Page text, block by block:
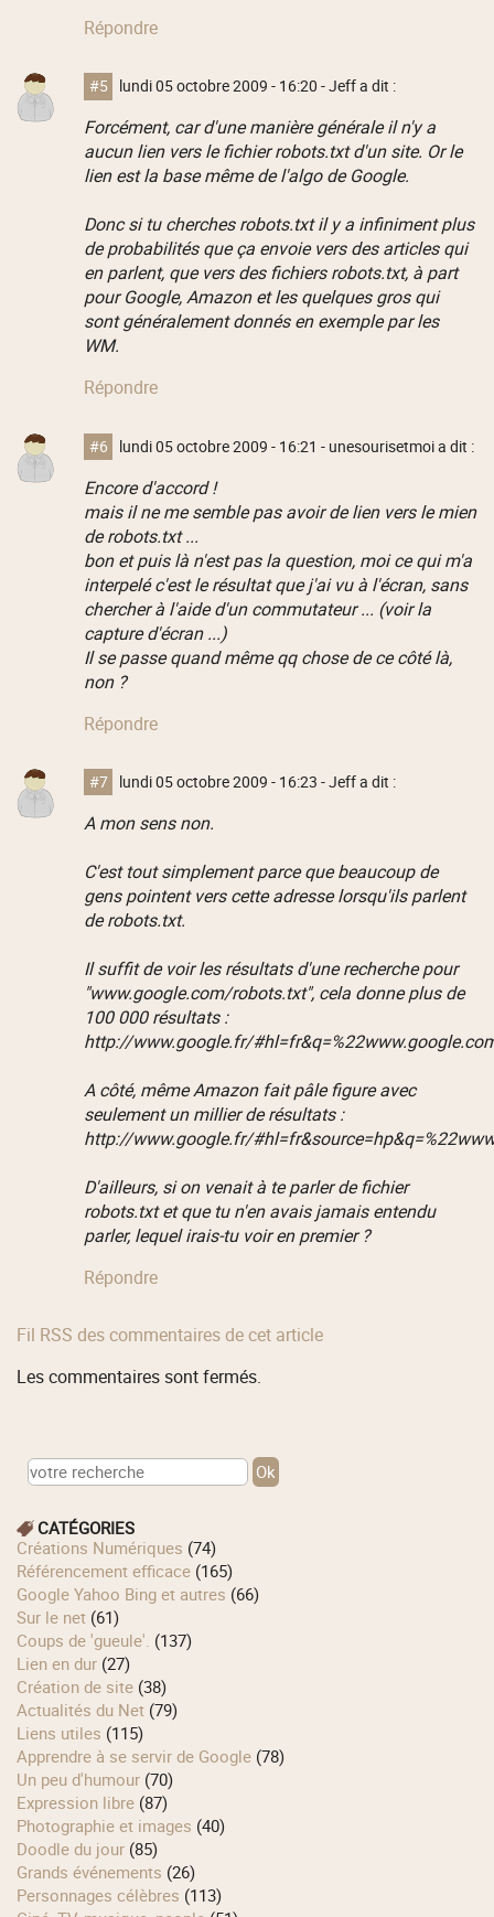
Répondre
#5 lundi 05 octobre 2009 - 16:20 - Jeff a dit :
Forcément, car d'une manière générale il n'y a
aucun lien vers le fichier robots.txt d'un site. Or le
lien est la base même de l'algo de Google.
Donc si tu cherches robots.txt il y a infiniment plus
de probabilités que ça envoie vers des articles qui
en parlent, que vers des fichiers robots.txt, à part
pour Google, Amazon et les quelques gros qui
sont généralement donnés en exemple par les
WM.
Répondre
#6 lundi 05 octobre 2009 - 16:21 - unesourisetmoi a dit :
Encore d'accord !
mais il ne me semble pas avoir de lien vers le mien
de robots.txt ...
bon et puis là n'est pas la question, moi ce qui m'a
interpelé c'est le résultat que j'ai vu à l'écran, sans
chercher à l'aide d'un commutateur ... (voir la
capture d'écran ...)
Il se passe quand même qq chose de ce côté là,
non ?
Répondre
#7 lundi 05 octobre 2009 - 16:23 - Jeff a dit :
A mon sens non.
C'est tout simplement parce que beaucoup de
gens pointent vers cette adresse lorsqu'ils parlent
de robots.txt.
Il suffit de voir les résultats d'une recherche pour
"www.google.com/robots.txt", cela donne plus de
100 000 résultats :
http://www.google.fr/
A côté, même Amazon fait pâle figure avec
seulement un millier de résultats :
http://www.google.fr/
D'ailleurs, si on venait à te parler de fichier
robots.txt et que tu n'en avais jamais entendu
parler, lequel irais-tu voir en premier ?
Répondre
Fil RSS des commentaires de cet article
Les commentaires sont fermés.
CATÉGORIES
Créations Numériques (74)
Référencement efficace (165)
Google Yahoo Bing et autres (66)
Sur le net (61)
Coups de 'gueule'. (137)
Lien en dur (27)
Création de site (38)
Actualités du Net (79)
Liens utiles (115)
Apprendre à se servir de Google (78)
Un peu d'humour (70)
Expression libre (87)
Photographie et images (40)
Doodle du jour (85)
Grands événements (26)
Personnages célèbres (113)